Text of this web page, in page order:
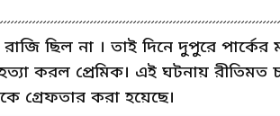
ছিল না । তাই দিনে দুপুরে পার্কের
করল প্রেমিক। এই ঘটনায় রীতিমত
গ্রেফতার করা হয়েছে।